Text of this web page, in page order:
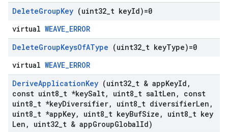
DeleteGroupKey (uint32 t keyId)=0
virtual WEAVE_ERROR
DeleteGroupKeysOfAType (uint32 t keyType)=0
virtual WEAVE_ERROR
DeriveApplicationKey (uint32 t & appKeyId ,
const uint8 t *keySalt, uint8 t saltLen ,
const
uint8 t *keyDiversifier, uint8 t diversifierLen ,
uint8 t *appKey, uint8 t keyBufSize , uint8 t key
Len , uint32 t & appGroupGlobalId)